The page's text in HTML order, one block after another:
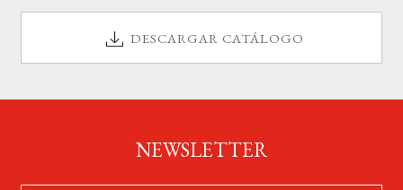
DESCARGAR CATÁLOGO
NEWSLETTER